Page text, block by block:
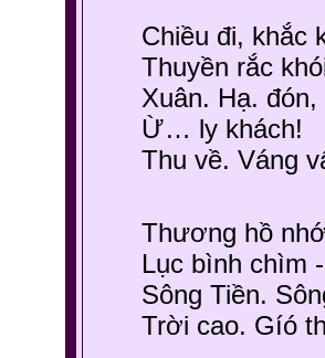
Chiều đi, khắc
Thuyền rắc
Xuân. Hạ.
Ừ… ly khách!
Thu về. Váng
Thương hồ
Lục bình chìm
Sông Tiền.
Trời cao. Gíó